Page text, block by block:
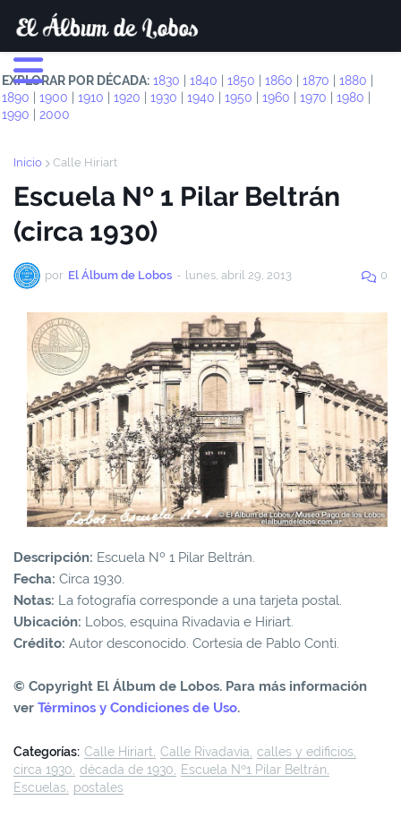
EXPLORAR POR DÉCADA: 1830 1840 1850 1860 1870 1880
1890
1900 1910 1920 1930 1940 1950 1960 1970 1980
1990
2000
Inicio Calle Hiriart
Escuela Nº 1 Pilar Beltrán
(circa 1930)
por El Álbum de Lobos - lunes, abril 29, 2013 0
Descripción: Escuela Nº 1 Pilar Beltrán.
Fecha: Circa 1930.
Notas: La fotografía corresponde a una tarjeta postal.
Ubicación: Lobos, esquina Rivadavia e Hiriart.
Crédito: Autor desconocido. Cortesía de Pablo Conti.
© Copyright El Álbum de Lobos. Para más información
ver Términos y Condiciones de Uso.
Categorías: Calle Hiriart Calle Rivadavia calles y edificios
circa 1930 década de 1930
Escuela Nº1 Pilar Beltrán
Escuelas
postales